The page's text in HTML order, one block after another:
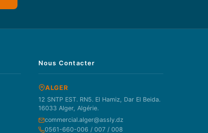
Nous Contacter
ALGER
12 SNTP EST. RN5. El Hamiz, Dar El Beida.
16033 Alger, Algérie.
commercial.alger@assly.dz
0561-660-006 / 007 / 008